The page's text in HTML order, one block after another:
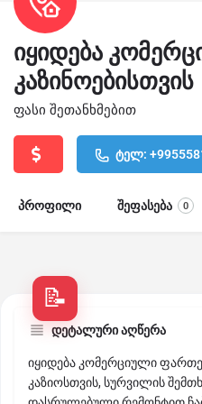
იყიდება
კაზინოებისთვის
ფასი შეთანხმებით
ტელ:
პროფილი შეფასება 0
დეტალური აღწერა
იყიდება კომერციული
კაზიოსთვის, სურვილის